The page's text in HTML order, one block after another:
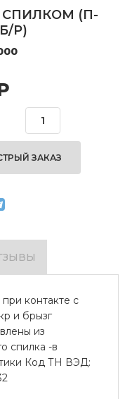
СПИЛКОМ (П-
Р)
ЗАКАЗ
контакте с
и брызг
из
спилка -в
Код ТН ВЭД: